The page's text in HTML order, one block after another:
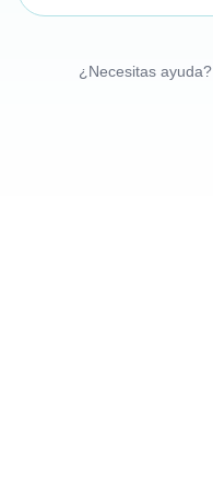
¿Necesitas ayuda?